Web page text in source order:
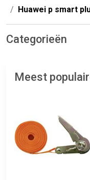
Huawei p smart
Categorieën
Meest